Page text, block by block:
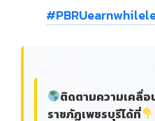
ติดตามความเคลื่อ
ราชภัฏเพชรบุรีได้ที่